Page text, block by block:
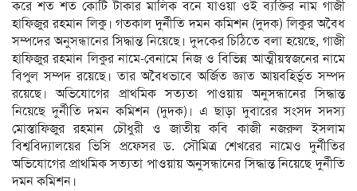
করে শত শত কোটি টাকার মালিক বনে যাওয়া ওই ব্যক্তির নাম গাজী
হাফিজুর রহমান লিকু। গতকাল দুর্নীতি দমন কমিশন (দুদক) লিকুর অবৈধ
সম্পদের অনুসন্ধানের সিদ্ধান্ত নিয়েছে। দুদকের চিঠিতে বলা হয়েছে, গাজী
হাফিজুর রহমান লিকুর নামে-বেনামে নিজ ও বিভিন্ন আত্মীয়স্বজনের নামে
বিপুল সম্পদ রয়েছে। তার অবৈধভাবে অর্জিত জ্ঞাত আয়বহির্ভূত সম্পদ
রয়েছে। অভিযোগের প্রাথমিক সত্যতা পাওয়ায় অনুসন্ধানের সিদ্ধান্ত
নিয়েছে দুর্নীতি দমন কমিশন (দুদক)। এ ছাড়া দুবারের সংসদ সদস্য
মোস্তাফিজুর রহমান চৌধুরী ও জাতীয় কবি কাজী নজরুল ইসলাম
বিশ্ববিদ্যালয়ের ভিসি প্রফেসর ড. সৌমিত্র শেখরের নামেও দুর্নীতির
অভিযোগের প্রাথমিক সত্যতা পাওয়ায় অনুসন্ধানের সিদ্ধান্ত নিয়েছে দুর্নীতি
দমন কমিশন।